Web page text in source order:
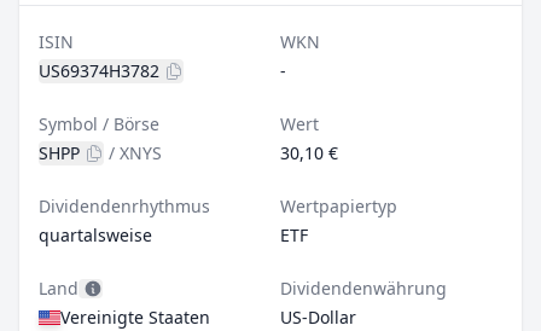
ISIN
US69374H3782
WKN
-
Symbol / Börse
SHPP
/ XNYS
Wert
30,10 €
Dividendenrhythmus
quartalsweise
Wertpapiertyp
ETF
Land
Vereinigte Staaten
Dividendenwährung
US-Dollar